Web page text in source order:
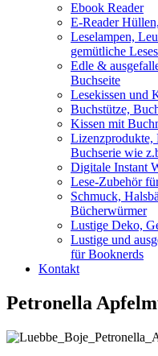
Ebook Reader
E-Reader
Leselampen,
gemütliche
Edle &
Buchseite
Lesekissen und
Buchstütze,
Kissen mit
Lizenzprodukte,
Buchserie wie
Digitale Instant
Lese-Zubehör
Schmuck,
Bücherwürmer
Lustige Deko,
Lustige und
für Booknerds
Kontakt
Petronella